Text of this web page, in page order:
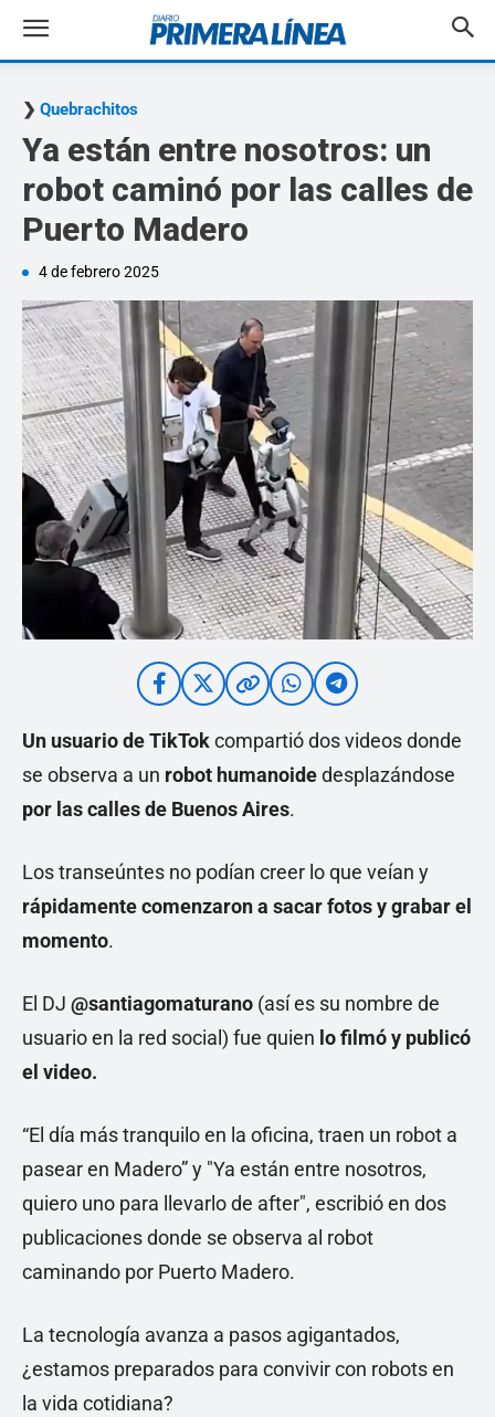
Quebrachitos
Ya están entre nosotros: un
robot caminó por las calles de
Puerto Madero
4 de febrero 2025
Un usuario de TikTokcompartió dos videos donde
se observa a un robot humanoidedesplazándose
por las calles de Buenos Aires.
Los transeúntes no podían creer lo que veían y
rápidamente comenzaron a sacar fotos y grabar el
momento.
El DJ @santiagomaturano (así es su nombre de
usuario en la red social) fue quien lo filmó y publicó
el video.
“El día más tranquilo en la oficina, traen un robot a
pasear en Madero” y "Ya están entre nosotros,
quiero uno para llevarlo de after", escribió en dos
publicaciones donde se observa al robot
caminando por Puerto Madero.
La tecnología avanza a pasos agigantados,
¿estamos preparados para convivir con robots en
la vida cotidiana?